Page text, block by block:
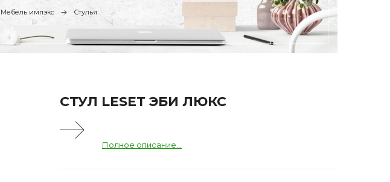
Мебель импэкс Стулья
СТУЛ LESET ЭБИ ЛЮКС
Полное описание...